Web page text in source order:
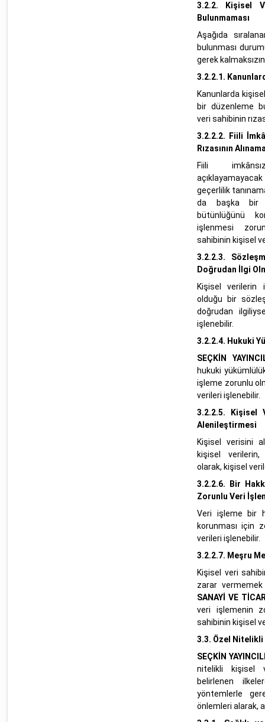
3.2.2.
Kişisel
Bulunmaması
Aşağıda
bulunması
gerek
3.2.2.1.
Kanunlarda
bir düzenleme
veri sahibinin
3.2.2.2.
Fiili
Rızasının
Fiili
geçerlilik
da başka bir
bütünlüğünü
işlenmesi
sahibinin kişisel
3.2.2.3.
Doğrudan İlgi
Kişisel verilerin
olduğu bir
doğrudan
işlenebilir.
3.2.2.4. Hukuki
SEÇKİN
hukuki
işleme zorunlu
verileri işlenebilir.
3.2.2.5.
Kişisel
Alenileştirmesi
Kişisel verisini
kişisel verilerin,
olarak, kişisel
3.2.2.6.
Bir
Zorunlu Veri
Veri işleme bir
korunması için
verileri işlenebilir.
3.2.2.7. Meşru
Kişisel veri
zarar
SANAYİ VE
veri işlemenin
sahibinin kişisel
3.3. Özel
SEÇKİN
nitelikli kişisel
belirlenen
yöntemlerle
önlemleri alarak,